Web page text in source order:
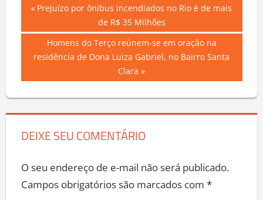
Navegação
de
Post
Previous
Prejuízo por ônibus incendiados no Rio é de mais
de R$ 35 Milhões
Next
Post:
Homens do Terço reúnem-se em oração na
residência de Dona Luiza Gabriel, no Bairro Santa
Clara
DEIXE SEU COMENTÁRIO
O seu endereço de e-mail não será publicado.
Campos obrigatórios são marcados com *